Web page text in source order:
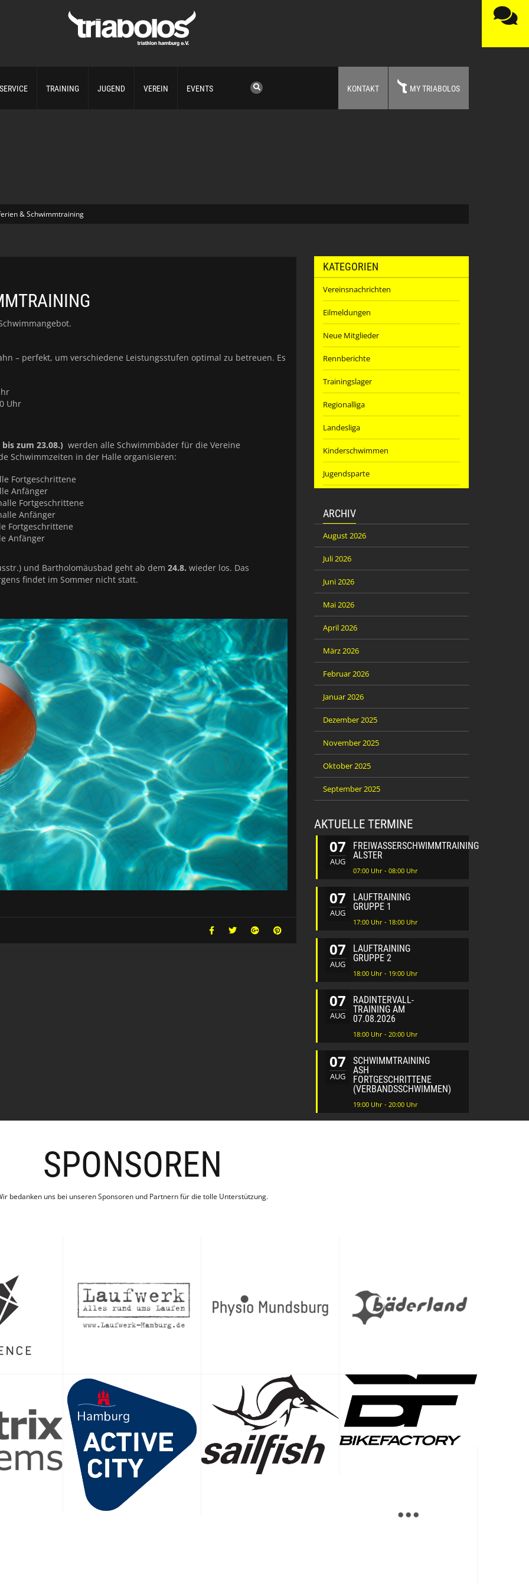
SERVICE TRAINING JUGEND VEREIN EVENTS KONTAKT MY TRIABOLOS
& Schwimmtraining
– perfekt, um verschiedene Leistungsstufen optimal zu betreuen. Es
Uhr
zum 23.08.) werden alle Schwimmbäder für die Vereine
Schwimmzeiten in der Halle organisieren:
Fortgeschrittene
Anfänger
Fortgeschrittene
Anfänger
Fortgeschrittene
Anfänger
und Bartholomäusbad geht ab dem 24.8. wieder los. Das
findet im Sommer nicht statt.
KATEGORIEN
Vereinsnachrichten
Eilmeldungen
Neue Mitglieder
Rennberichte
Trainingslager
Regionalliga
Landesliga
Kinderschwimmen
Jugendsparte
ARCHIV
August 2026
Juli 2026
Juni 2026
Mai 2026
April 2026
März 2026
Februar 2026
Januar 2026
Dezember 2025
November 2025
Oktober 2025
September 2025
AKTUELLE TERMINE
07
AUG
FREIWASSERSCHWIMMTRAINING
ALSTER
07:00 Uhr - 08:00 Uhr
07
AUG
LAUFTRAINING
GRUPPE 1
17:00 Uhr - 18:00 Uhr
07
AUG
LAUFTRAINING
GRUPPE 2
18:00 Uhr - 19:00 Uhr
07
AUG
RADINTERVALL-
TRAINING AM
07.08.2026
18:00 Uhr - 20:00 Uhr
07
AUG
SCHWIMMTRAINING
ASH
FORTGESCHRITTENE
(VERBANDSSCHWIMMEN)
19:00 Uhr - 20:00 Uhr
SPONSOREN
bedanken uns bei unseren Sponsoren und Partnern für die tolle Unterstützung.